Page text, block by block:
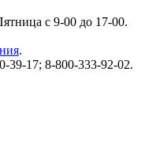
с 9-00 до 17-00.
.
39-17; 8-800-333-92-02.